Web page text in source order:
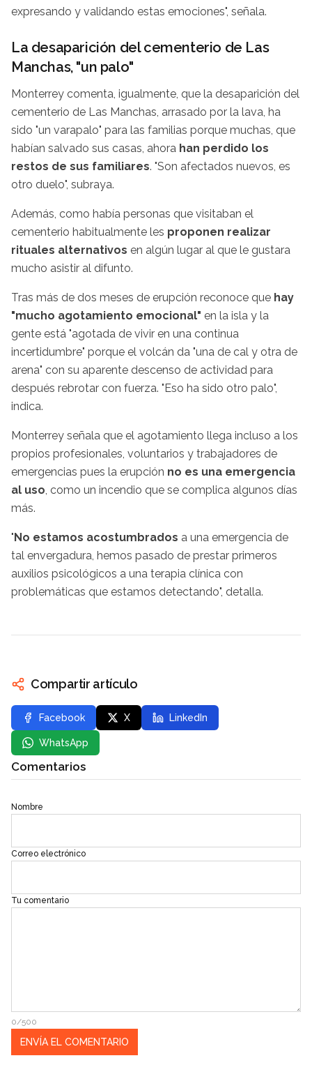
expresando y validando estas emociones", señala.
La desaparición del cementerio de Las
Manchas, "un palo"
Monterrey comenta, igualmente, que la desaparición del
cementerio de Las Manchas, arrasado por la lava, ha
sido "un varapalo" para las familias porque muchas, que
habían salvado sus casas, ahora han perdido los
restos de sus familiares. "Son afectados nuevos, es
otro duelo", subraya.
Además, como había personas que visitaban el
cementerio habitualmente les proponen realizar
rituales alternativos en algún lugar al que le gustara
mucho asistir al difunto.
Tras más de dos meses de erupción reconoce que hay
"mucho agotamiento emocional" en la isla y la
gente está "agotada de vivir en una continua
incertidumbre" porque el volcán da "una de cal y otra de
arena" con su aparente descenso de actividad para
después rebrotar con fuerza. "Eso ha sido otro palo",
indica.
Monterrey señala que el agotamiento llega incluso a los
propios profesionales, voluntarios y trabajadores de
emergencias pues la erupción no es una emergencia
al uso , como un incendio que se complica algunos días
más.
"No estamos acostumbrados a una emergencia de
tal envergadura, hemos pasado de prestar primeros
auxilios psicológicos a una terapia clínica con
problemáticas que estamos detectando", detalla.
Compartir artículo
Facebook X LinkedIn
WhatsApp
Comentarios
Nombre
Correo electrónico
Tu comentario
0/500